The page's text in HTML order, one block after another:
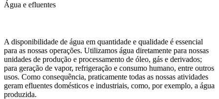
Água e efluentes
A disponibilidade de água em quantidade e qualidade é essencial
para as nossas operações. Utilizamos água diretamente para nossas
unidades de produção e processamento de óleo, gás e derivados;
para geração de vapor, refrigeração e consumo humano, entre outros
usos. Como consequência, praticamente todas as nossas atividades
geram efluentes domésticos e industriais, como, por exemplo, a água
produzida.